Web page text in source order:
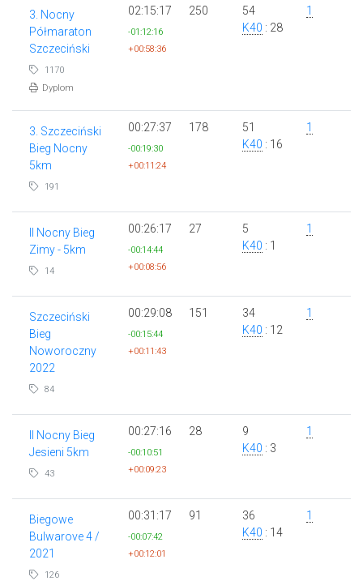
3. Nocny
Półmaraton
Szczeciński
1170
Dyplom
02:15:17
-01:12:16
+00:58:36
250
54
K40 : 28
1
3. Szczeciński
Bieg Nocny
5km
191
00:27:37
-00:19:30
+00:11:24
178
51
K40 : 16
1
II Nocny Bieg
Zimy - 5km
14
00:26:17
-00:14:44
+00:08:56
27
5
K40 : 1
1
Szczeciński
Bieg
Noworoczny
2022
84
00:29:08
-00:15:44
+00:11:43
151
34
K40 : 12
1
II Nocny Bieg
Jesieni 5km
43
00:27:16
-00:10:51
+00:09:23
28
9
K40 : 3
1
Biegowe
Bulwarove 4 /
2021
126
00:31:17
-00:07:42
+00:12:01
91
36
K40 : 14
1